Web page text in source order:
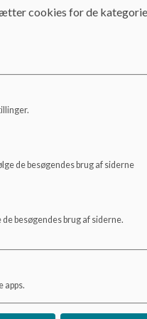
cookies for de
de besøgendes brug af siderne
besøgendes brug af siderne.
apps.